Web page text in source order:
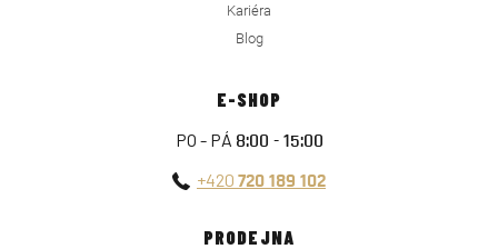
Kariéra
Blog
E-SHOP
PO - PÁ 8:00 - 15:00
+420 720 189 102
PRODEJNA